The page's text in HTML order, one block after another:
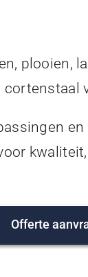
plooien,
Offerte